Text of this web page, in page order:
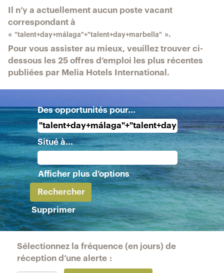
Il n’y a actuellement aucun poste vacant
correspondant à
« "talent+day+málaga"+"talent+day+marbella" ».
Pour vous assister au mieux, veuillez trouver ci-
dessous les 25 offres d’emploi les plus récentes
publiées par Melia Hotels International.
Des opportunités pour...
Situé à...
Afficher plus d’options
Supprimer
Sélectionnez la fréquence (en jours) de
réception d’une alerte :